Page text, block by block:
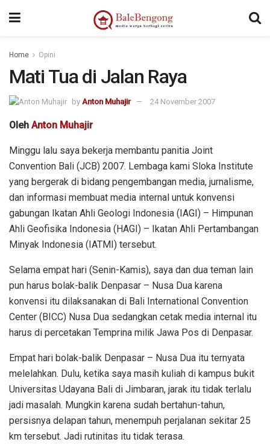
Home Opini
Mati Tua di Jalan Raya
by Anton Muhajir 24 November 2007
Oleh Anton Muhajir
Minggu lalu saya bekerja membantu panitia Joint
Convention Bali (JCB) 2007. Lembaga kami Sloka Institute
yang bergerak di bidang pengembangan media, jurnalisme,
dan informasi membuat media internal untuk konvensi
gabungan Ikatan Ahli Geologi Indonesia (IAGI) – Himpunan
Ahli Geofisika Indonesia (HAGI) – Ikatan Ahli Pertambangan
Minyak Indonesia (IATMI) tersebut.
Selama empat hari (Senin-Kamis), saya dan dua teman lain
pun harus bolak-balik Denpasar – Nusa Dua karena
konvensi itu dilaksanakan di Bali International Convention
Center (BICC) Nusa Dua sedangkan cetak media internal itu
harus di percetakan Temprina milik Jawa Pos di Denpasar.
Empat hari bolak-balik Denpasar – Nusa Dua itu ternyata
melelahkan. Dulu, ketika saya masih kuliah di kampus bukit
Universitas Udayana Bali di Jimbaran, jarak itu tidak terlalu
jadi masalah. Mungkin karena sudah bertahun-tahun,
persisnya delapan tahun, menempuh perjalanan sekitar 25
km tersebut. Jadi rutinitas itu tidak terasa.